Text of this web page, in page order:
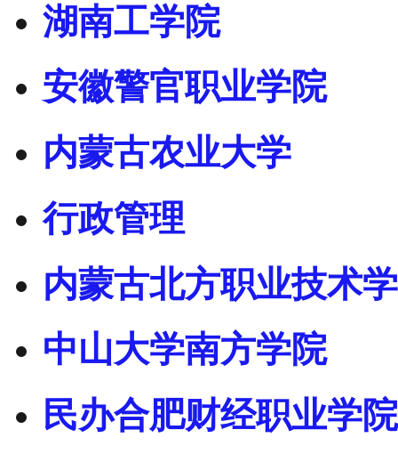
湖南工学院
安徽警官职业学院
内蒙古农业大学
行政管理
内蒙古北方职业技术
中山大学南方学院
民办合肥财经职业学院